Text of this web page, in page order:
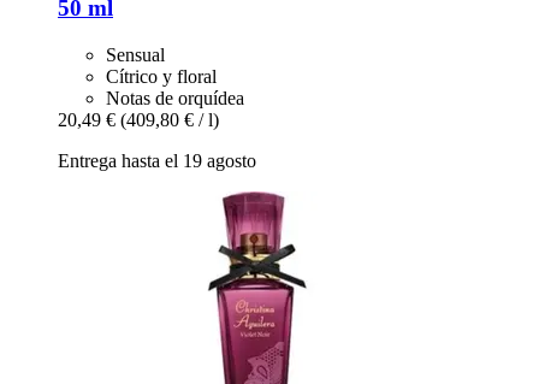
50 ml
Sensual
Cítrico y floral
Notas de orquídea
20,49 € (409,80 € / l)
Entrega hasta el 19 agosto